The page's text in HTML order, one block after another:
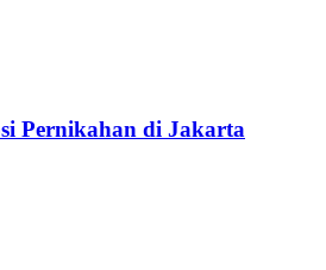
Pernikahan di Jakarta